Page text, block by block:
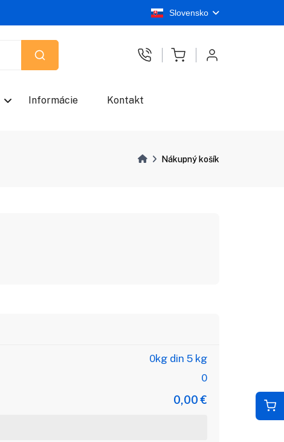
Slovensko
Informácie Kontakt
Nákupný košík
0kg din 5 kg
0
0,00 €